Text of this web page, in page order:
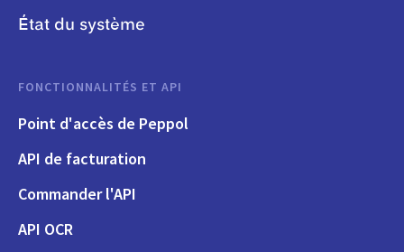
État du système
FONCTIONNALITÉS ET API
Point d'accès de Peppol
API de facturation
Commander l'API
API OCR